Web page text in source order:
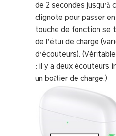
de 2 secondes jusqu’à
clignote pour passer
touche de fonction se
de l’étui de charge
d’écouteurs).
: il y a deux écouteurs
un boîtier de charge.)